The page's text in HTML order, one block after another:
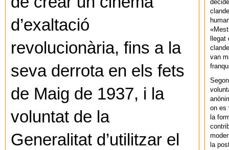
d’exaltació
revolucionària, fins a la
seva derrota en els fets
de Maig de 1937, i la
voluntat de la
Generalitat d’utilitzar el
van
on es
la
la